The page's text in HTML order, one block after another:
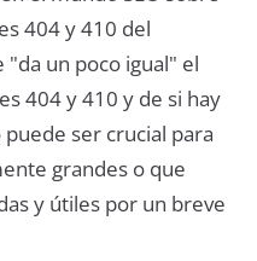
404 y 410 del
un poco igual" el
404 y 410 y de si hay
ser crucial para
grandes o que
y útiles por un breve